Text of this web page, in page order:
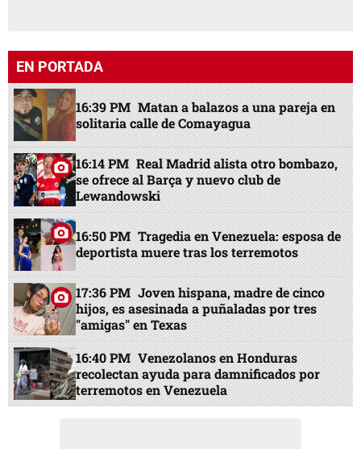
EN PORTADA
16:39 PM Matan a balazos a una pareja en
solitaria calle de Comayagua
16:14 PM Real Madrid alista otro bombazo,
se ofrece al Barça y nuevo club de
Lewandowski
16:50 PM Tragedia en Venezuela: esposa de
deportista muere tras los terremotos
17:36 PM Joven hispana, madre de cinco
hijos, es asesinada a puñaladas por tres
"amigas" en Texas
16:40 PM Venezolanos en Honduras
recolectan ayuda para damnificados por
terremotos en Venezuela